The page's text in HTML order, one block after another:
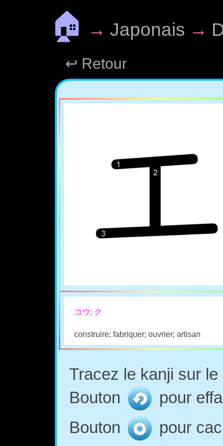
🏠 → Japonais →
↩ Retour
コウ; ク
construire; fabriquer; ouvrier; artisan
Tracez le kanji sur
Bouton
pour
Bouton
pour